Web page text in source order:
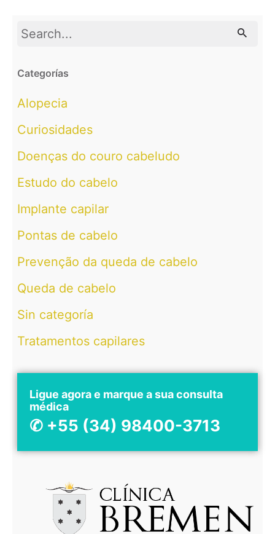
Search
Categorías
Alopecia
Curiosidades
Doenças do couro cabeludo
Estudo do cabelo
Implante capilar
Pontas de cabelo
Prevenção da queda de cabelo
Queda de cabelo
Sin categoría
Tratamentos capilares
Ligue agora e marque a sua consulta
médica
✆ +55 (34) 98400-3713